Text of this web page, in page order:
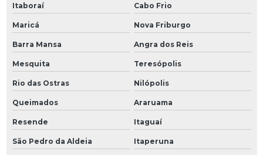
Itaboraí Cabo Frio
Maricá Nova Friburgo
Barra Mansa Angra dos Reis
Mesquita Teresópolis
Rio das Ostras Nilópolis
Queimados Araruama
Resende Itaguaí
São Pedro da Aldeia Itaperuna